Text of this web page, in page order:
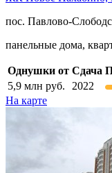
пос. Павлово-
панельные дома,
Однушки от Сдача
5,9 млн руб.
2022
На карте